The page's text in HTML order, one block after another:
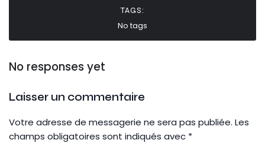
TAGS:
No tags
No responses yet
Laisser un commentaire
Votre adresse de messagerie ne sera pas publiée. Les
champs obligatoires sont indiqués avec *